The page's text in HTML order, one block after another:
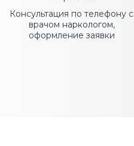
Консультация по телефону с
врачом наркологом,
оформление заявки